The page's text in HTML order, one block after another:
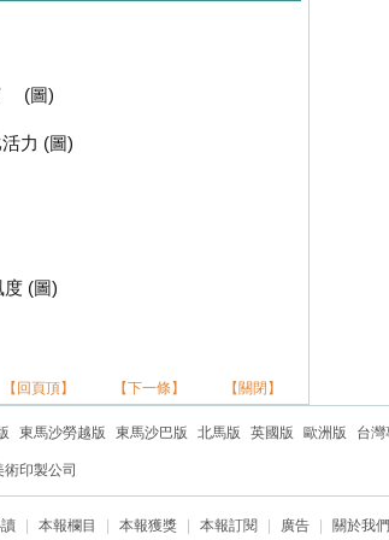
(圖)
力 (圖)
(圖)
【回頁頂】 【下一條】 【關閉】
東馬沙勞越版 東馬沙巴版 北馬版 英國版 歐洲版 台灣
術印製公司
本報欄目 本報獲獎 本報訂閱 廣告 關於我們